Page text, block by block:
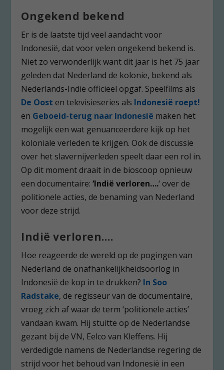
Ongekend bekend
Er is de laatste tijd veel aandacht voor
Indonesië, dat voor velen ongekend bekend is.
Niet zo verwonderlijk want dit jaar is het 75 jaar
geleden dat Nederland de kolonie, bekend als
Nederlands-Indië officieel opgaf. Speelfilms als
De Oost en televisieseries als Indonesië roept!
en Geboeid-terug naar Indonesië maken het
mogelijk een wat genuanceerdere kijk op het
koloniale verleden te krijgen. Ook de discussie
over het slavernijverleden speelt daar een rol in.
Op dit moment draait in de bioscoop opnieuw
een documentaire:‘Indië verloren….‘ over de
politionele acties, de benaming van Nederland
voor deze strijd.
Indië verloren….
Hoe reageerde de wereld op de pogingen van
Nederland de onafhankelijkheidsoorlog in
Indonesië de kop in te drukken? In Soo
Radstake, de regisseur van de documentaire,
vroeg zich af waar de term ‘politionele acties’
vandaan kwam. Hij stuitte op de Nederlandse
gezant bij de VN, Eelco van Kleffens. Hij
verdedigde namens de Nederlandse regering de
strijd voor het behoud van Indonesië in een